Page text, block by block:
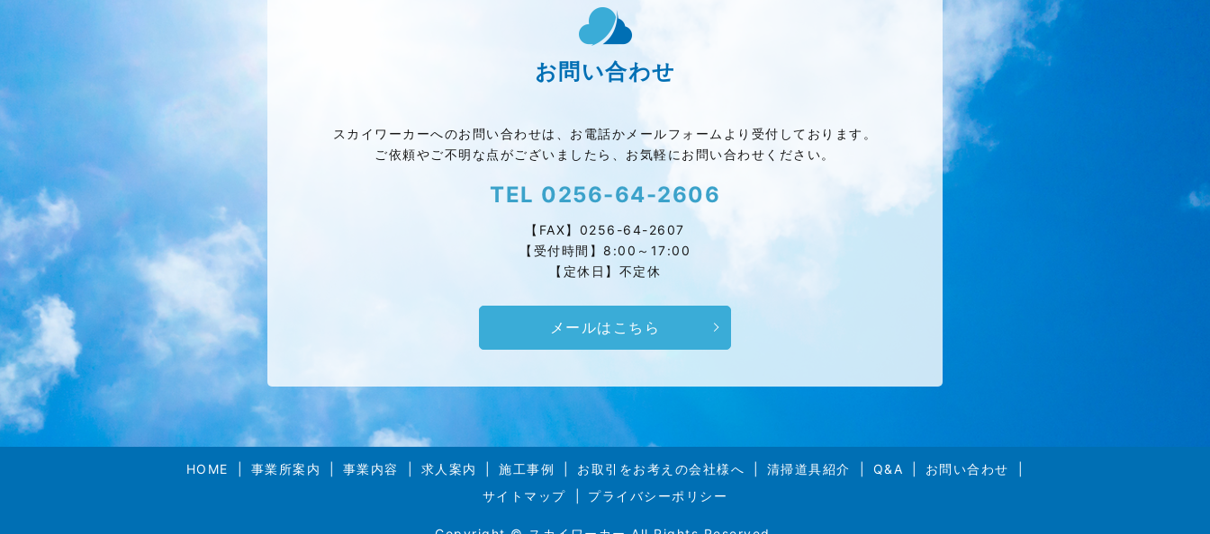
お問い合わせ
スカイワーカーへのお問い合わせは、お電話かメールフォームより受付しております。
ご依頼やご不明な点がございましたら、お気軽にお問い合わせください。
TEL 0256-64-2606
【FAX】0256-64-2607
【受付時間】8:00～17:00
【定休日】不定休
メールはこちら
HOME 事業所案内 事業内容 求人案内 施工事例 お取引をお考えの会社様へ 清掃道具紹介 Q&A
お問い合わせ
サイトマップ
プライバシーポリシー